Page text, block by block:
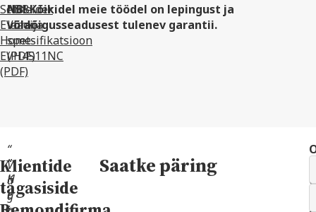
Schneider
EVlink-
Home-
EVH4S11NC
(PDF)
ABB
laadija
spetsifikatsioon
(PDF)
NB! Kõikidel meie töödel on lepingust ja
võlaõigusseadusest tulenev garantii.
Klientide
tagasiside
“
V
ä
g
“
H
e
“
K
i
Saatke päring
e